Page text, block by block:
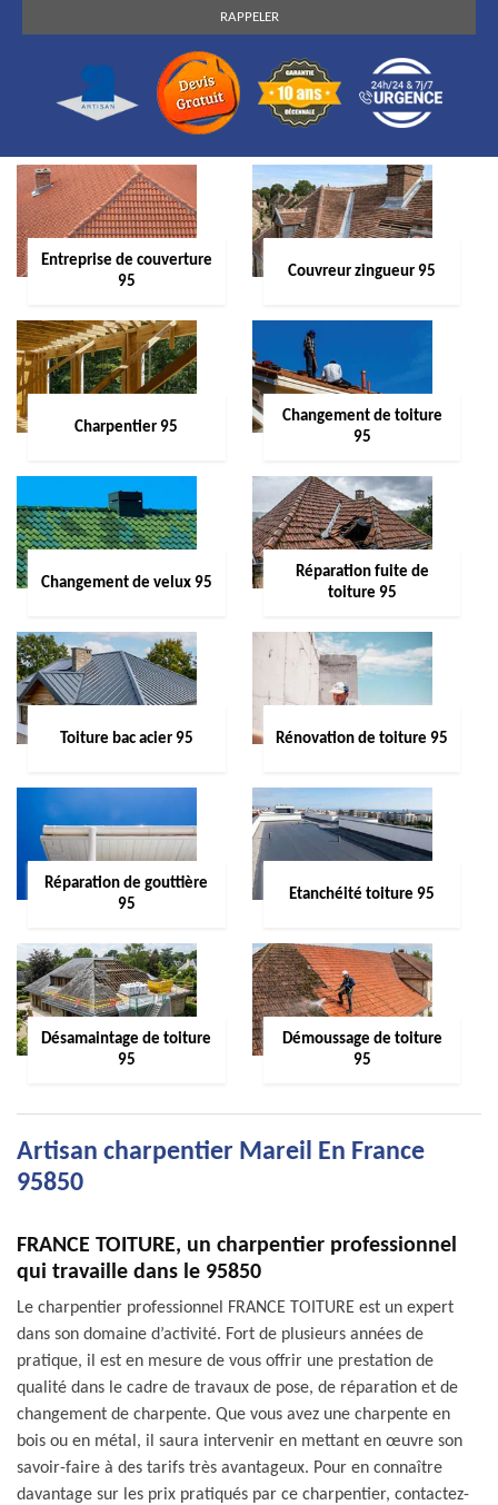
Entreprise de couverture
95
Couvreur zingueur 95
Charpentier 95
Changement de toiture
95
Changement de velux 95
Réparation fuite de
toiture 95
Toiture bac acier 95 Rénovation de toiture 95
Réparation de gouttière
95
Etanchéité toiture 95
Désamaintage de toiture
95
Démoussage de toiture
95
Artisan charpentier Mareil En France
95850
FRANCE TOITURE, un charpentier professionnel
qui travaille dans le 95850
Le charpentier professionnel FRANCE TOITURE est un expert
dans son domaine d’activité. Fort de plusieurs années de
pratique, il est en mesure de vous offrir une prestation de
qualité dans le cadre de travaux de pose, de réparation et de
changement de charpente. Que vous avez une charpente en
bois ou en métal, il saura intervenir en mettant en œuvre son
savoir-faire à des tarifs très avantageux. Pour en connaître
davantage sur les prix pratiqués par ce charpentier, contactez-